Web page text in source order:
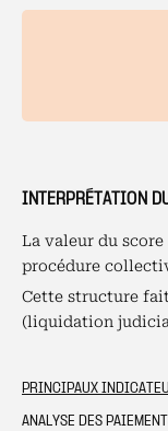
INTERPRÉTATION
La valeur du
procédure
Cette structure
(liquidation
PRINCIPAUX
ANALYSE DES